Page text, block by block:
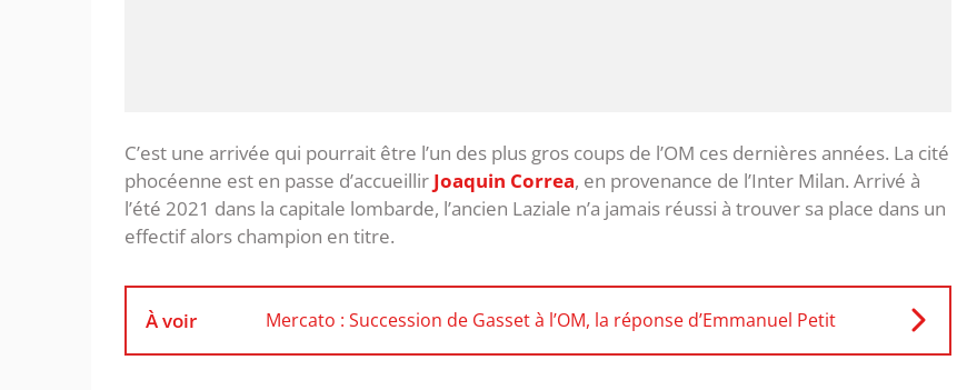
C’est une arrivée qui pourrait être l’un des plus gros coups de l’OM ces dernières années. La cité
phocéenne est en passe d’accueillir Joaquin Correa, en provenance de l’Inter Milan. Arrivé à
l’été 2021 dans la capitale lombarde, l’ancien Laziale n’a jamais réussi à trouver sa place dans un
effectif alors champion en titre.
À voir Mercato : Succession de Gasset à l’OM, la réponse d’Emmanuel Petit